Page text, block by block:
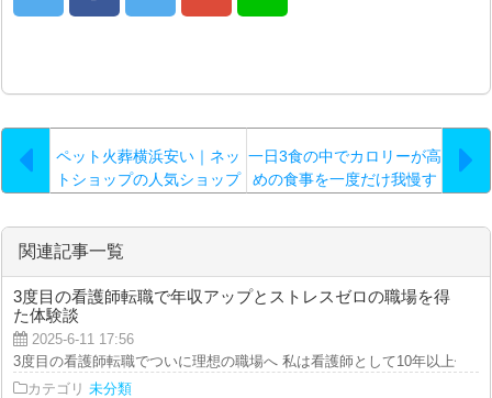
ペット火葬横浜安い｜ネッ
トショップの人気ショップ
ば…。
一日3食の中でカロリーが高
めの食事を一度だけ我慢す
関連記事一覧
3度目の看護師転職で年収アップとストレスゼロの職場を得
た体験談
2025-6-11 17:56
3度目の看護師転職でついに理想の職場へ 私は看護師として10年以上働い
カテゴリ 未分類